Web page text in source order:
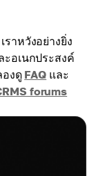
าหวังอย่างยิ่ง
อเนกประสงค์
องดูFAQ และ
forums